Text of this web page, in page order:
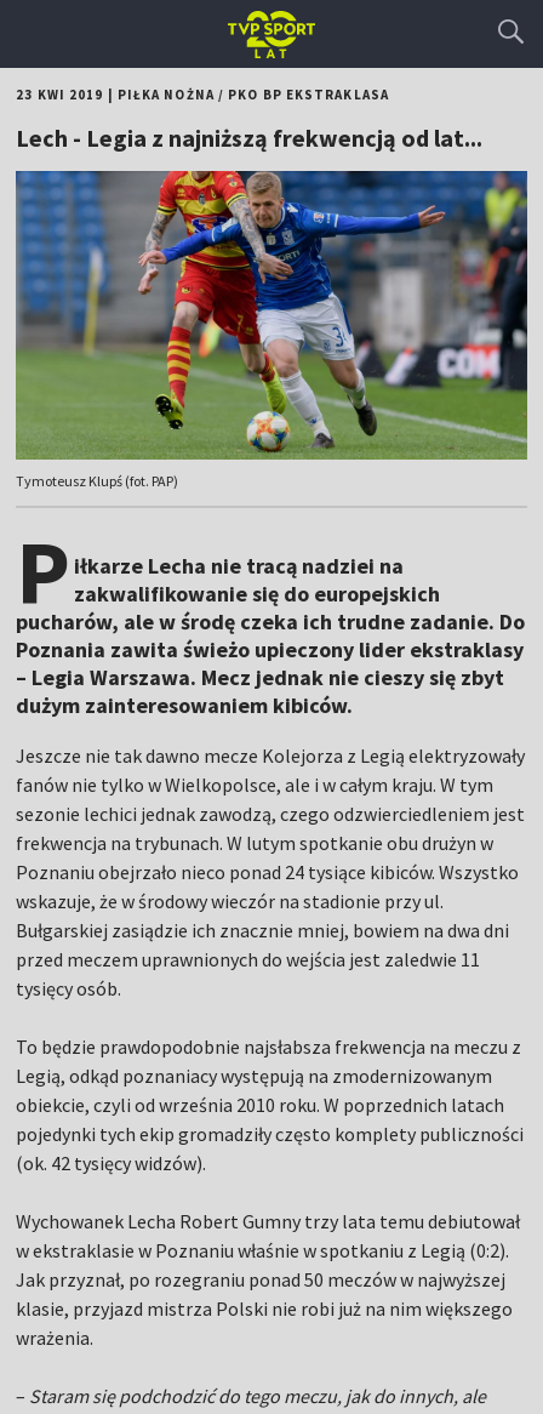
23 KWI 2019 PIŁKA NOŻNA/ PKO BP EKSTRAKLASA
Lech - Legia z najniższą frekwencją od lat...
Tymoteusz Klupś (fot. PAP)
P iłkarze Lecha nie tracą nadziei na
zakwalifikowanie się do europejskich
pucharów, ale w środę czeka ich trudne zadanie. Do
Poznania zawita świeżo upieczony lider ekstraklasy
– Legia Warszawa. Mecz jednak nie cieszy się zbyt
dużym zainteresowaniem kibiców.
Jeszcze nie tak dawno mecze Kolejorza z Legią elektryzowały
fanów nie tylko w Wielkopolsce, ale i w całym kraju. W tym
sezonie lechici jednak zawodzą, czego odzwierciedleniem jest
frekwencja na trybunach. W lutym spotkanie obu drużyn w
Poznaniu obejrzało nieco ponad 24 tysiące kibiców. Wszystko
wskazuje, że w środowy wieczór na stadionie przy ul.
Bułgarskiej zasiądzie ich znacznie mniej, bowiem na dwa dni
przed meczem uprawnionych do wejścia jest zaledwie 11
tysięcy osób.
To będzie prawdopodobnie najsłabsza frekwencja na meczu z
Legią, odkąd poznaniacy występują na zmodernizowanym
obiekcie, czyli od września 2010 roku. W poprzednich latach
pojedynki tych ekip gromadziły często komplety publiczności
(ok. 42 tysięcy widzów).
Wychowanek Lecha Robert Gumny trzy lata temu debiutował
w ekstraklasie w Poznaniu właśnie w spotkaniu z Legią (0:2).
Jak przyznał, po rozegraniu ponad 50 meczów w najwyższej
klasie, przyjazd mistrza Polski nie robi już na nim większego
wrażenia.
– Staram się podchodzić do tego meczu, jak do innych, ale